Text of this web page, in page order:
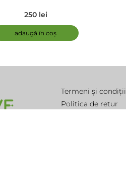
250 lei
adaugă în coș
Termeni și condiții
Politica de retur